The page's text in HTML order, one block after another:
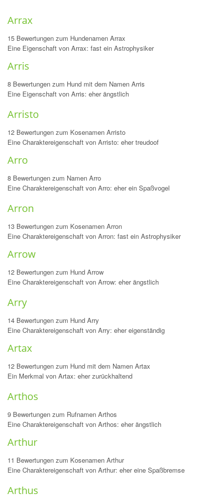
Arrax
15 Bewertungen zum Hundenamen Arrax
Eine Eigenschaft von Arrax: fast ein Astrophysiker
Arris
8 Bewertungen zum Hund mit dem Namen Arris
Eine Eigenschaft von Arris: eher ängstlich
Arristo
12 Bewertungen zum Kosenamen Arristo
Eine Charaktereigenschaft von Arristo: eher treudoof
Arro
8 Bewertungen zum Namen Arro
Eine Charaktereigenschaft von Arro: eher ein Spaßvogel
Arron
13 Bewertungen zum Kosenamen Arron
Eine Charaktereigenschaft von Arron: fast ein Astrophysiker
Arrow
12 Bewertungen zum Hund Arrow
Eine Charaktereigenschaft von Arrow: eher ängstlich
Arry
14 Bewertungen zum Hund Arry
Eine Charaktereigenschaft von Arry: eher eigenständig
Artax
12 Bewertungen zum Hund mit dem Namen Artax
Ein Merkmal von Artax: eher zurückhaltend
Arthos
9 Bewertungen zum Rufnamen Arthos
Eine Charaktereigenschaft von Arthos: eher ängstlich
Arthur
11 Bewertungen zum Kosenamen Arthur
Eine Charaktereigenschaft von Arthur: eher eine Spaßbremse
Arthus